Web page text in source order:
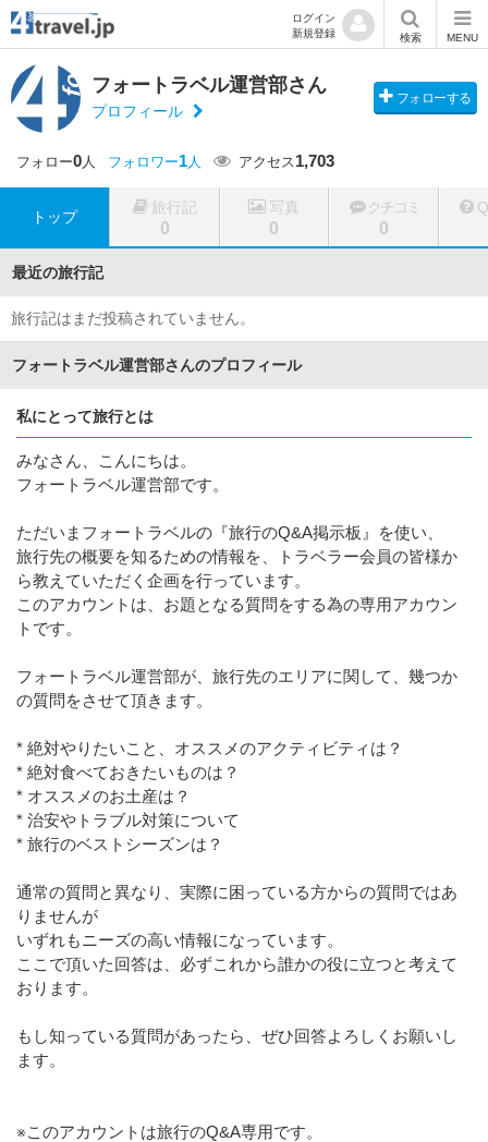
ログイン
新規登録
検索 MENU
フォートラベル運営部さん
プロフィール
フォローする
フォロー0人 フォロワー1人 アクセス1,703
トップ
旅行記
0
写真
0
クチコミ
0
最近の旅行記
旅行記はまだ投稿されていません。
フォートラベル運営部さんのプロフィール
私にとって旅行とは
みなさん、こんにちは。
フォートラベル運営部です。
ただいまフォートラベルの『旅行のQ&A掲示板』を使い、
旅行先の概要を知るための情報を、トラベラー会員の皆様か
ら教えていただく企画を行っています。
このアカウントは、お題となる質問をする為の専用アカウン
トです。
フォートラベル運営部が、旅行先のエリアに関して、幾つか
の質問をさせて頂きます。
* 絶対やりたいこと、オススメのアクティビティは？
* 絶対食べておきたいものは？
* オススメのお土産は？
* 治安やトラブル対策について
* 旅行のベストシーズンは？
通常の質問と異なり、実際に困っている方からの質問ではあ
りませんが
いずれもニーズの高い情報になっています。
ここで頂いた回答は、必ずこれから誰かの役に立つと考えて
おります。
もし知っている質問があったら、ぜひ回答よろしくお願いし
ます。
※このアカウントは旅行のQ&A専用です。